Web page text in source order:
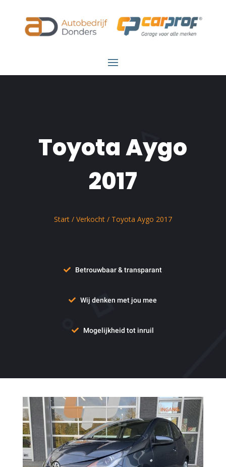
Toyota Aygo
2017
Start/ Verkocht/ Toyota Aygo 2017
Betrouwbaar & transparant
Wij denken met jou mee
Mogelijkheid tot inruil